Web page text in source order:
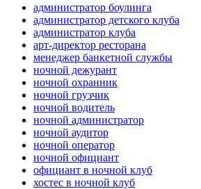
администратор боулинга
администратор детского клуба
администратор клуба
арт-директор ресторана
менеджер банкетной службы
ночной дежурант
ночной охранник
ночной грузчик
ночной водитель
ночной администратор
ночной аудитор
ночной оператор
ночной официант
официант в ночной клуб
хостес в ночной клуб